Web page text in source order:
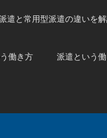
遣と常用型派遣の違いを解
働き方 派遣という